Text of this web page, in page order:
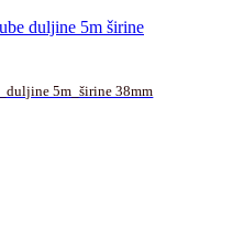
5m_širine 38mm